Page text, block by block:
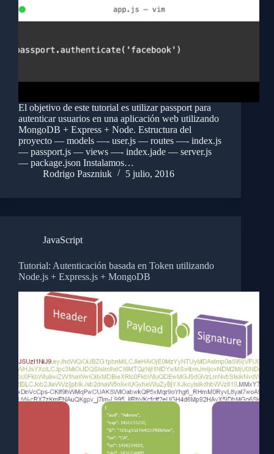
El objetivo de este tutorial es utilizar passport para
autenticar usuarios en una aplicación web utilizando
MongoDB + Express + Node. Estructura del
proyecto — models —- user.js — routes —- index.js
— passport.js — views —- index.jade — server.js
— package.json Instalamos…
Rodrigo Paszniuk
5 julio, 2016
JavaScript
Tutorial: Autenticación basada en Token utilizando
Node.js + Express.js + MongoDB